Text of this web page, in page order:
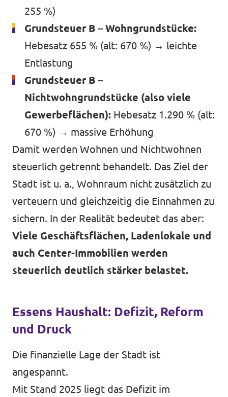
255 %)
Grundsteuer B – Wohngrundstücke:
Hebesatz 655 % (alt: 670 %) → leichte
Entlastung
Grundsteuer B –
Nichtwohngrundstücke (also viele
Gewerbeflächen): Hebesatz 1.290 % (alt:
670 %) → massive Erhöhung
Damit werden Wohnen und Nichtwohnen
steuerlich getrennt behandelt. Das Ziel der
Stadt ist u. a., Wohnraum nicht zusätzlich zu
verteuern und gleichzeitig die Einnahmen zu
sichern. In der Realität bedeutet das aber:
Viele Geschäftsflächen, Ladenlokale und
auch Center-Immobilien werden
steuerlich deutlich stärker belastet.
Essens Haushalt: Defizit, Reform
und Druck
Die finanzielle Lage der Stadt ist
angespannt.
Mit Stand 2025 liegt das Defizit im